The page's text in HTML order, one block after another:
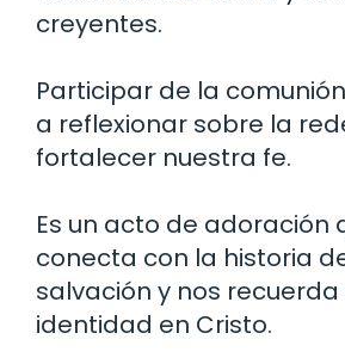
creyentes.
Participar de la
a reflexionar sobre la
fortalecer nuestra fe.
Es un acto de adoración
conecta con la historia
salvación y nos
identidad en Cristo.